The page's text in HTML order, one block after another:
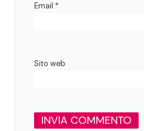
Email *
Sito web